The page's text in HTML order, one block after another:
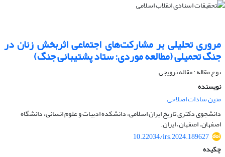
مروری تحلیلی بر مشارکت‌های اجتماعی اثربخش زنان در
جنگ تحمیلی (مطالعه موردی: ستاد پشتیبانی جنگ)
نوع مقاله : مقاله ترویجی
نویسنده
متین سادات اصلاحی
دانشجوی دکتری تاریخ ایران اسلامی، دانشکده ادبیات و علوم انسانی، دانشگاه
اصفهان، اصفهان، ایران.
10.22034/irs.2024.189627
چکیده